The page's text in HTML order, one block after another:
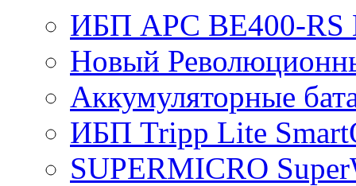
ИБП APC BE400-RS
Новый
Аккумуляторные
ИБП Tripp Lite
SUPERMICRO